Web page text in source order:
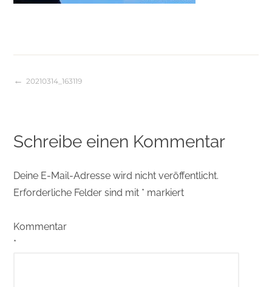
Beitragsnavigation
20210314_163119
Schreibe einen Kommentar
Deine E-Mail-Adresse wird nicht veröffentlicht.
Erforderliche Felder sind mit * markiert
Kommentar
*